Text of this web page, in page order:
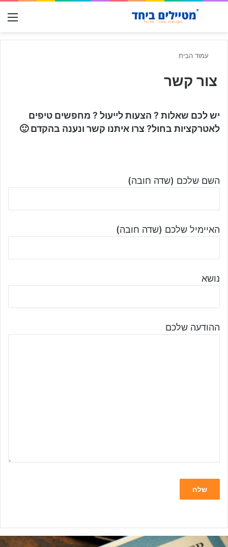
חפש עבור
עמוד הבית
צור קשר
יש לכם שאלות ? הצעות לייעול ? מחפשים טיפים
לאטרקציות בחול? צרו איתנו קשר ונענה בהקדם 🙂
השם שלכם (שדה חובה)
האיימיל שלכם (שדה חובה)
נושא
ההודעה שלכם
ש